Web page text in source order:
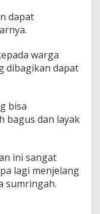
dapat
warga
dibagikan dapat
bisa
bagus dan layak
ini sangat
lagi menjelang
sumringah.